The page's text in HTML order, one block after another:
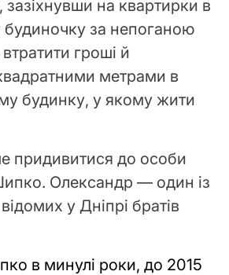
зазіхнувши на квартирки в
за непоганою
гроші й
метрами в
будинку, у якому жити
придивитися до особи
Олександр — один із
у Дніпрі братів
в минулі роки, до 2015